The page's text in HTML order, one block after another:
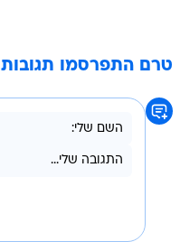
טרם התפרסמו תגובות